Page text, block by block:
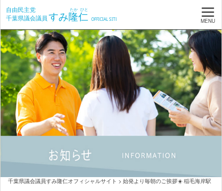
MENU
千葉県議会議員すみ隆仁オフィシャルサイト > 始発より毎朝のご挨拶☀️ 稲毛海岸駅